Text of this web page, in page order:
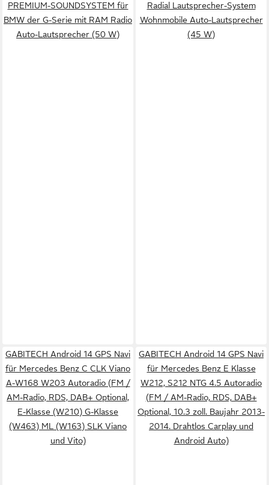
PREMIUM-SOUNDSYSTEM für
BMW der G-Serie mit RAM Radio
Auto-Lautsprecher (50 W)
Radial Lautsprecher-System
Wohnmobile Auto-Lautsprecher
(45 W)
GABITECH Android 14 GPS Navi
für Mercedes Benz C CLK Viano
A-W168 W203 Autoradio (FM /
AM-Radio, RDS, DAB+ Optional,
E-Klasse (W210) G-Klasse
(W463) ML (W163) SLK Viano
und Vito)
GABITECH Android 14 GPS Navi
für Mercedes Benz E Klasse
W212, S212 NTG 4.5 Autoradio
(FM / AM-Radio, RDS, DAB+
Optional, 10.3 zoll. Baujahr 2013-
2014. Drahtlos Carplay und
Android Auto)